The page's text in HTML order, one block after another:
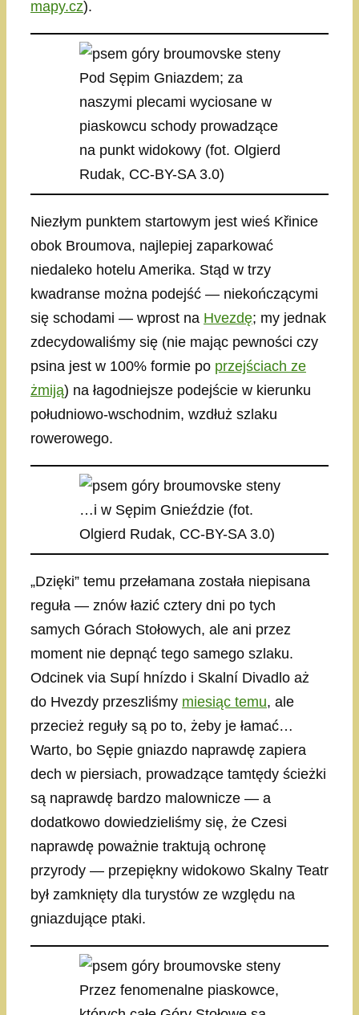
mapy.cz).
Pod Sępim Gniazdem; za
naszymi plecami wyciosane w
piaskowcu schody prowadzące
na punkt widokowy (fot. Olgierd
Rudak, CC-BY-SA 3.0)
Niezłym punktem startowym jest wieś Křinice
obok Broumova, najlepiej zaparkować
niedaleko hotelu Amerika. Stąd w trzy
kwadranse można podejść — niekończącymi
się schodami — wprost na Hvezdę; my jednak
zdecydowaliśmy się (nie mając pewności czy
psina jest w 100% formie po przejściach ze
żmiją) na łagodniejsze podejście w kierunku
południowo-wschodnim, wzdłuż szlaku
rowerowego.
…i w Sępim Gnieździe (fot.
Olgierd Rudak, CC-BY-SA 3.0)
„Dzięki” temu przełamana została niepisana
reguła — znów łazić cztery dni po tych
samych Górach Stołowych, ale ani przez
moment nie depnąć tego samego szlaku.
Odcinek via Supí hnízdo i Skalní Divadlo aż
do Hvezdy przeszliśmy miesiąc temu, ale
przecież reguły są po to, żeby je łamać…
Warto, bo Sępie gniazdo naprawdę zapiera
dech w piersiach, prowadzące tamtędy ścieżki
są naprawdę bardzo malownicze — a
dodatkowo dowiedzieliśmy się, że Czesi
naprawdę poważnie traktują ochronę
przyrody — przepiękny widokowo Skalny Teatr
był zamknięty dla turystów ze względu na
gniazdujące ptaki.
Przez fenomenalne piaskowce,